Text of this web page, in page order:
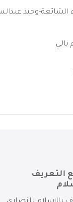
الشائعة-وحيد
بالي
التعريف